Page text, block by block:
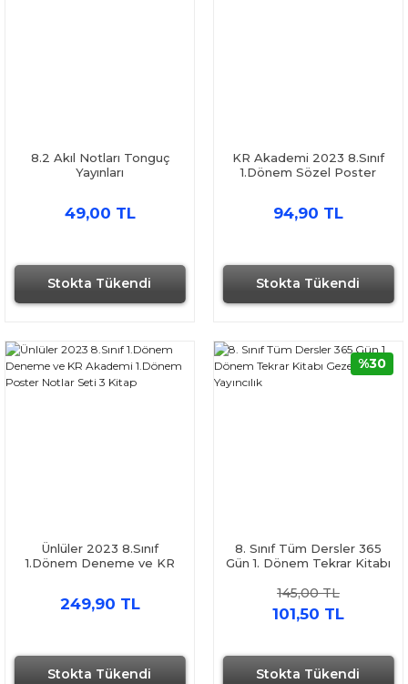
Stokta Tükendi
8.2 Akıl Notları Tonguç
Yayınları
49,00 TL
Stokta Tükendi
KR Akademi 2023 8.Sınıf
1.Dönem Sözel Poster
94,90 TL
Stokta Tükendi
Ünlüler 2023 8.Sınıf
1.Dönem Deneme ve KR
249,90 TL
Stokta Tükendi
8. Sınıf Tüm Dersler 365
Gün 1. Dönem Tekrar Kitabı
145,00 TL
101,50 TL
%30